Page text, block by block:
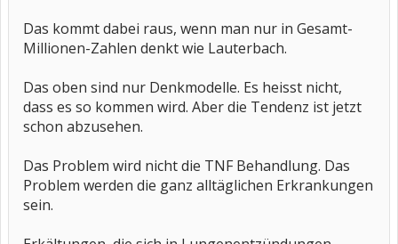
Das kommt dabei raus, wenn man nur in Gesamt-
Millionen-Zahlen denkt wie Lauterbach.
Das oben sind nur Denkmodelle. Es heisst nicht,
dass es so kommen wird. Aber die Tendenz ist jetzt
schon abzusehen.
Das Problem wird nicht die TNF Behandlung. Das
Problem werden die ganz alltäglichen Erkrankungen
sein.